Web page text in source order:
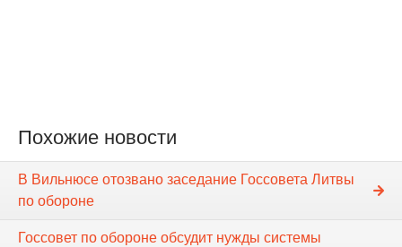
Похожие новости
В Вильнюсе отозвано заседание Госсовета Литвы
по обороне
Госсовет по обороне обсудит нужды системы